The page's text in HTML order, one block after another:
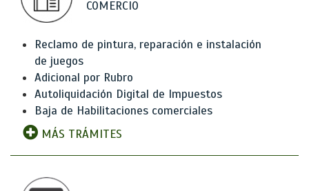
COMERCIO
Reclamo de pintura, reparación e instalación
de juegos
Adicional por Rubro
Autoliquidación Digital de Impuestos
Baja de Habilitaciones comerciales
MÁS TRÁMITES